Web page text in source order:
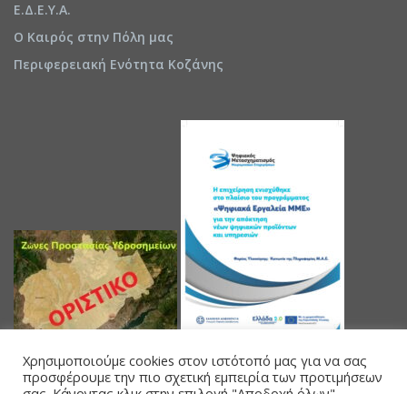
Ε.Δ.Ε.Υ.Α.
Ο Καιρός στην Πόλη μας
Περιφερειακή Ενότητα Κοζάνης
Χρησιμοποιούμε cookies στον ιστότοπό μας για να σας
προσφέρουμε την πιο σχετική εμπειρία των προτιμήσεων